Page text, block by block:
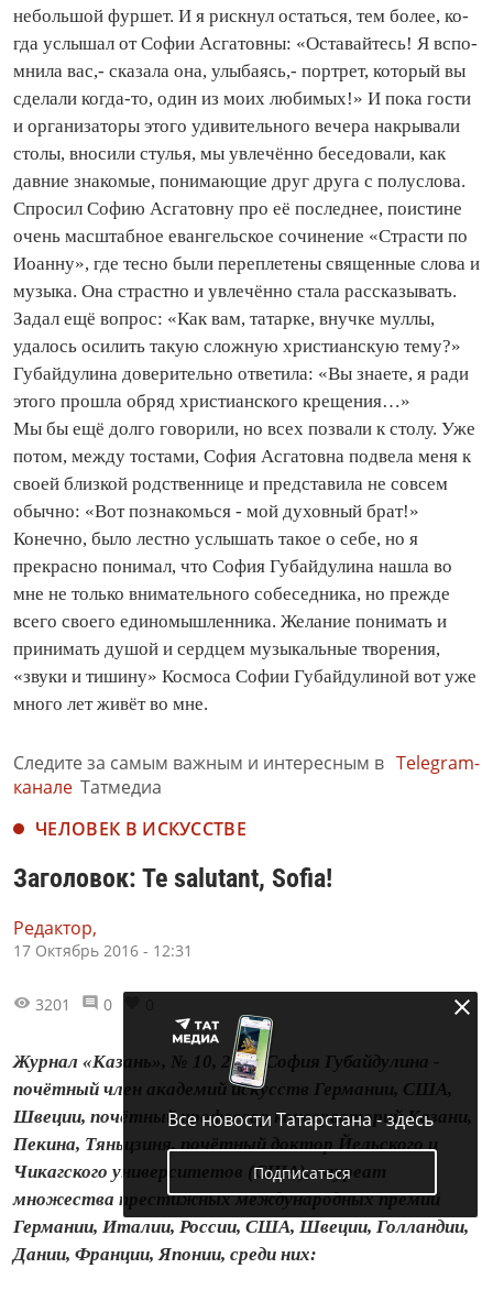
небольшой фуршет. И я рискнул остаться, тем более, ко­
гда услы­шал от Софии Асгатовны: «Оставайтесь! Я вспо­
мнила вас,- сказала она, улыбаясь,- порт­рет, который вы
сделали ко­гда‑то, один из моих любимых!» И пока гости
и организаторы этого удивительного вечера накрывали
столы, вносили стулья, мы увлечённо беседовали, как
давние знакомые, понимающие друг друга с полуслова.
Спросил Софию Асгатовну про её последнее, поистине
очень масштабное евангельское сочинение «Страсти по
Иоанну», где тесно были переплетены священные слова и
музыка. Она страстно и увлечённо стала рассказывать.
Задал ещё вопрос: «Как вам, татарке, внучке муллы,
удалось осилить такую сложную христианскую тему?»
Губайдулина доверительно ответила: «Вы знаете, я ради
этого прошла обряд христианского крещения…»
Мы бы ещё долго говорили, но всех позвали к столу. Уже
потом, между тостами, София Асгатовна подвела меня к
своей близкой родственнице и представила не совсем
обычно: «Вот познакомься - мой духовный брат!»
Конечно, было лестно услышать такое о себе, но я
прекрасно понимал, что София Губайдулина нашла во
мне не только внимательного собеседника, но прежде
всего своего единомышленника. Желание понимать и
принимать душой и сердцем музыкальные творения,
«звуки и тишину» Космоса Софии Губайдулиной вот уже
много лет живёт во мне.
Следите за самым важным и интересным в Telegram-
канале Татмедиа
ЧЕЛОВЕК В ИСКУССТВЕ
Заголовок: Те salutant, Sofia!
Редактор,
17 Октябрь 2016 - 12:31
3201 0
Журнал «Казань», № 10, 2016 София Губайдулина -
почётный член академий искусств Германии, США,
Швеции, почётный профессор консерваторий Казани,
Пекина, Тяньцзиня, почётный доктор Йельского и
Чикагского университетов (США), лауреат
множества престижных международных премий
Германии, Италии, России, США, Швеции, Голландии,
Дании, Франции, Японии, среди них:
Все новости Татарстана - здесь
Подписаться